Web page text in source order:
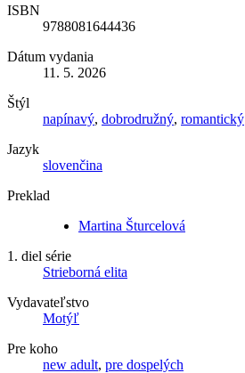
ISBN
9788081644436
Dátum vydania
11. 5. 2026
Štýl
napínavý, dobrodružný, romantický
Jazyk
slovenčina
Preklad
Martina Šturcelová
1. diel série
Strieborná elita
Vydavateľstvo
Motýľ
Pre koho
new adult, pre dospelých